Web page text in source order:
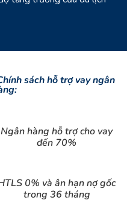
sách hỗ trợ vay ngân
Ngân hàng hỗ trợ cho vay
đến 70%
0% và ân hạn nợ gốc
trong 36 tháng